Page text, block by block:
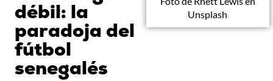
débil: la
paradoja del
fútbol
senegalés
Unsplash